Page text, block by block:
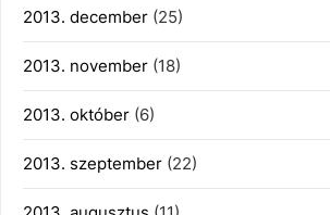
2013. december (25)
2013. november (18)
2013. október (6)
2013. szeptember (22)